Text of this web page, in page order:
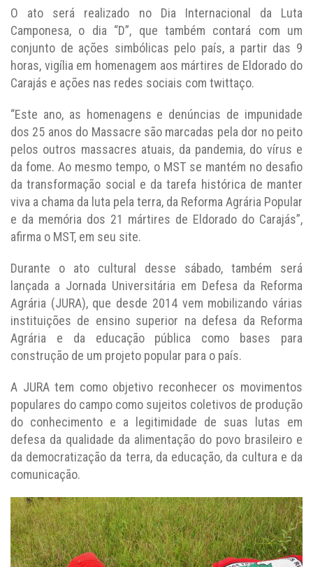
O ato será realizado no Dia Internacional da Luta
Camponesa, o dia “D”, que também contará com um
conjunto de ações simbólicas pelo país, a partir das 9
horas, vigília em homenagem aos mártires de Eldorado do
Carajás e ações nas redes sociais com twittaço.
“Este ano, as homenagens e denúncias de impunidade
dos 25 anos do Massacre são marcadas pela dor no peito
pelos outros massacres atuais, da pandemia, do vírus e
da fome. Ao mesmo tempo, o MST se mantém no desafio
da transformação social e da tarefa histórica de manter
viva a chama da luta pela terra, da Reforma Agrária Popular
e da memória dos 21 mártires de Eldorado do Carajás”,
afirma o MST, em seu site.
Durante o ato cultural desse sábado, também será
lançada a Jornada Universitária em Defesa da Reforma
Agrária (JURA), que desde 2014 vem mobilizando várias
instituições de ensino superior na defesa da Reforma
Agrária e da educação pública como bases para
construção de um projeto popular para o país.
A JURA tem como objetivo reconhecer os movimentos
populares do campo como sujeitos coletivos de produção
do conhecimento e a legitimidade de suas lutas em
defesa da qualidade da alimentação do povo brasileiro e
da democratização da terra, da educação, da cultura e da
comunicação.